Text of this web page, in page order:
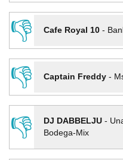
👎
Cafe Royal 10-
👎
Captain Freddy-
👎
DJ DABBELJU-
Bodega-Mix